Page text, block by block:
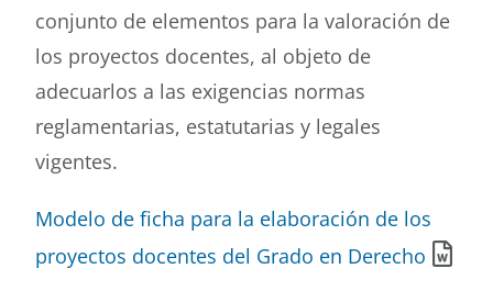
Buscar
conjunto de elementos para la valoración de
los proyectos docentes, al objeto de
adecuarlos a las exigencias normas
reglamentarias, estatutarias y legales
vigentes.
Modelo de ficha para la elaboración de los
proyectos docentes del Grado en Derecho